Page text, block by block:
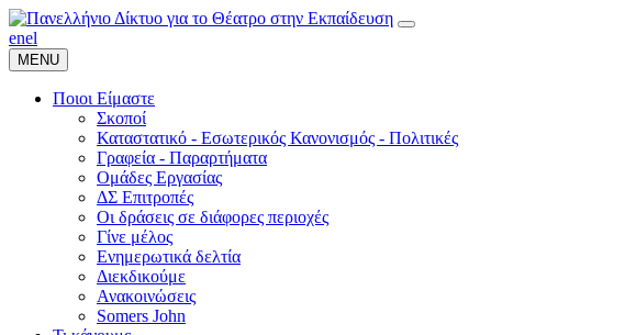
enel
MENU
Ποιοι Είμαστε
Σκοποί
Καταστατικό - Εσωτερικός Κανονισμός - Πολιτικές
Γραφεία - Παραρτήματα
Ομάδες Εργασίας
ΔΣ Επιτροπές
Οι δράσεις σε διάφορες περιοχές
Γίνε μέλος
Ενημερωτικά δελτία
Διεκδικούμε
Ανακοινώσεις
Somers John